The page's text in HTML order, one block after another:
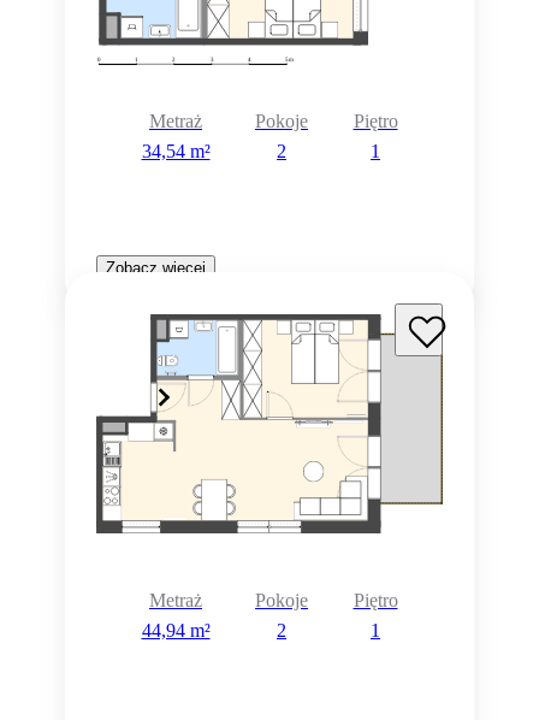
Metraż
34,54 m²
Pokoje
2
Piętro
1
Zobacz więcej
Metraż
44,94 m²
Pokoje
2
Piętro
1